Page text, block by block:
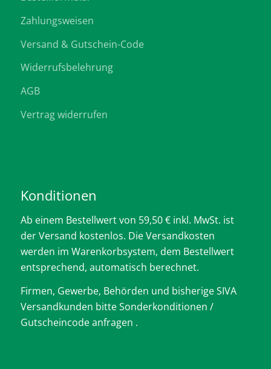
Zahlungsweisen
Versand & Gutschein-Code
Widerrufsbelehrung
AGB
Vertrag widerrufen
Konditionen
Ab einem Bestellwert von 59,50 € inkl. MwSt. ist
der Versand kostenlos. Die Versandkosten
werden im Warenkorbsystem, dem Bestellwert
entsprechend, automatisch berechnet.
Firmen, Gewerbe, Behörden und bisherige SIVA
Versandkunden bitte Sonderkonditionen /
Gutscheincode anfragen .